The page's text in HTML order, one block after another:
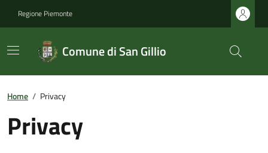
Regione Piemonte
Comune di San Gillio
Home / Privacy
Privacy